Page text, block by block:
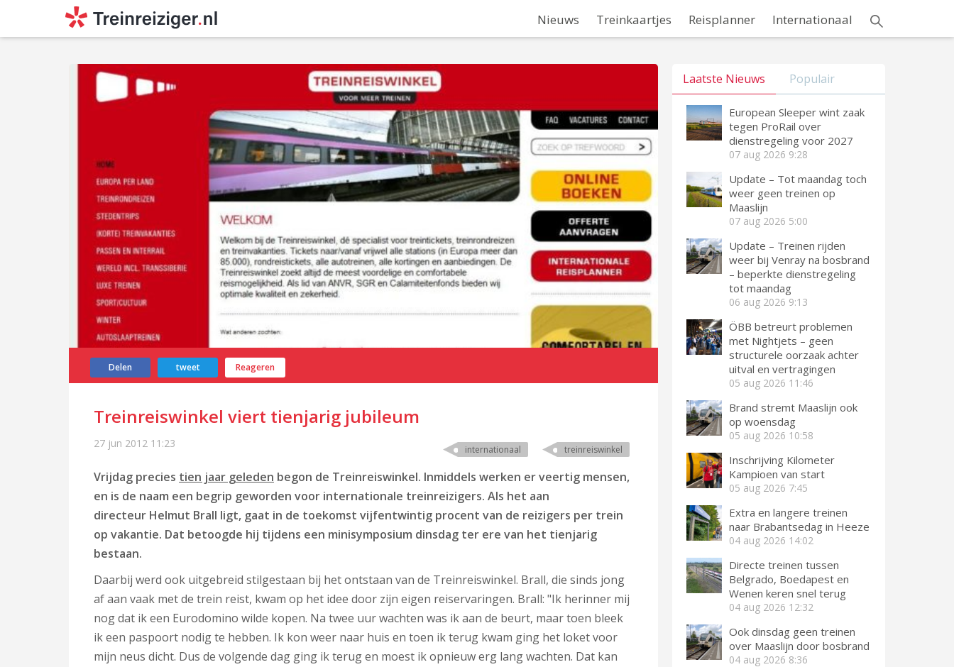
Nieuws Treinkaartjes Reisplanner Internationaal
Delen tweet Reageren
Treinreiswinkel viert tienjarig jubileum
27 jun 2012 11:23 internationaal treinreiswinkel
Vrijdag precies tien jaar geleden begon de Treinreiswinkel. Inmiddels werken er veertig mensen,
en is de naam een begrip geworden voor internationale treinreizigers. Als het aan
directeur Helmut Brall ligt, gaat in de toekomst vijfentwintig procent van de reizigers per trein
op vakantie. Dat betoogde hij tijdens een minisymposium dinsdag ter ere van het tienjarig
bestaan.
Daarbij werd ook uitgebreid stilgestaan bij het ontstaan van de Treinreiswinkel. Brall, die sinds jong
af aan vaak met de trein reist, kwam op het idee door zijn eigen reiservaringen. Brall: "Ik herinner mij
nog dat ik een Eurodomino wilde kopen. Na twee uur wachten was ik aan de beurt, maar toen bleek
ik een paspoort nodig te hebben. Ik kon weer naar huis en toen ik terug kwam ging het loket voor
mijn neus dicht. Dus de volgende dag ging ik terug en moest ik opnieuw erg lang wachten. Dat kan
Laatste Nieuws Populair
European Sleeper wint zaak
tegen ProRail over
dienstregeling voor 2027
07 aug 2026 9:28
Update – Tot maandag toch
weer geen treinen op
Maaslijn
07 aug 2026 5:00
Update – Treinen rijden
weer bij Venray na bosbrand
– beperkte dienstregeling
tot maandag
06 aug 2026 9:13
ÖBB betreurt problemen
met Nightjets – geen
structurele oorzaak achter
uitval en vertragingen
05 aug 2026 11:46
Brand stremt Maaslijn ook
op woensdag
05 aug 2026 10:58
Inschrijving Kilometer
Kampioen van start
05 aug 2026 7:45
Extra en langere treinen
naar Brabantsedag in Heeze
04 aug 2026 14:02
Directe treinen tussen
Belgrado, Boedapest en
Wenen keren snel terug
04 aug 2026 12:32
Ook dinsdag geen treinen
over Maaslijn door bosbrand
04 aug 2026 8:36